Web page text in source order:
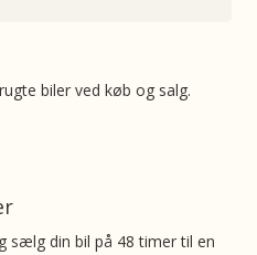
biler ved køb og salg.
sælg din bil på 48 timer til en